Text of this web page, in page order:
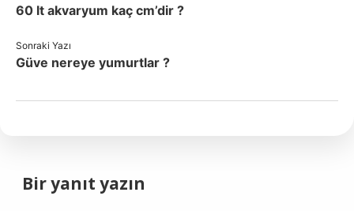
60 lt akvaryum kaç cm’dir ?
Sonraki Yazı
Güve nereye yumurtlar ?
Bir yanıt yazın